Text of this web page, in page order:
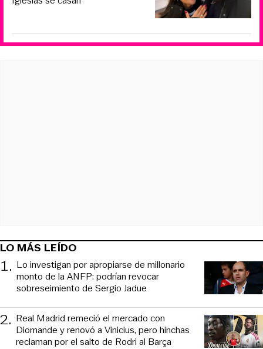
LO MÁS LEÍDO
1. Lo investigan por apropiarse de millonario
monto de la ANFP: podrían revocar
sobreseimiento de Sergio Jadue
2. Real Madrid remeció el mercado con
Diomande y renovó a Vinicius, pero hinchas
reclaman por el salto de Rodri al Barça